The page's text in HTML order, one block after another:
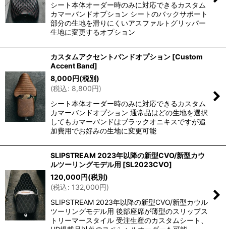
シート本体オーダー時のみに対応できるカスタム
カマーバンドオプション シートのバックサポート
部分の生地を滑りにくいアスファルトグリッパー
生地に変更するオプション
カスタムアクセントバンドオプション [Custom
Accent Band]
8,000 円(税別)
(税込: 8,800円)
シート本体オーダー時のみに対応できるカスタム
カマーバンドオプション 通常品はどの生地を選択
してもカマーバンドはブラックオニキスですが追
加費用でお好みの生地に変更可能
SLIPSTREAM 2023年以降の新型CVO/新型カウ
ルツーリングモデル用 [SL2023CVO]
120,000 円(税別)
(税込: 132,000円)
SLIPSTREAM 2023年以降の新型CVO/新型カウル
ツーリングモデル用 後部座席が薄型のスリップス
トリーマースタイル 受注生産のカスタムシート、